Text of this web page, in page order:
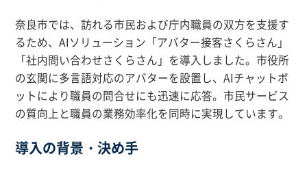
奈良市では、訪れる市民および庁内職員の双方を支援す
るため、AIソリューション「アバター接客さくらさん」
「社内問い合わせさくらさん」を導入しました。市役所
の玄関に多言語対応のアバターを設置し、AIチャットボ
ットにより職員の問合せにも迅速に応答。市民サービス
の質向上と職員の業務効率化を同時に実現しています。
導入の背景・決め手